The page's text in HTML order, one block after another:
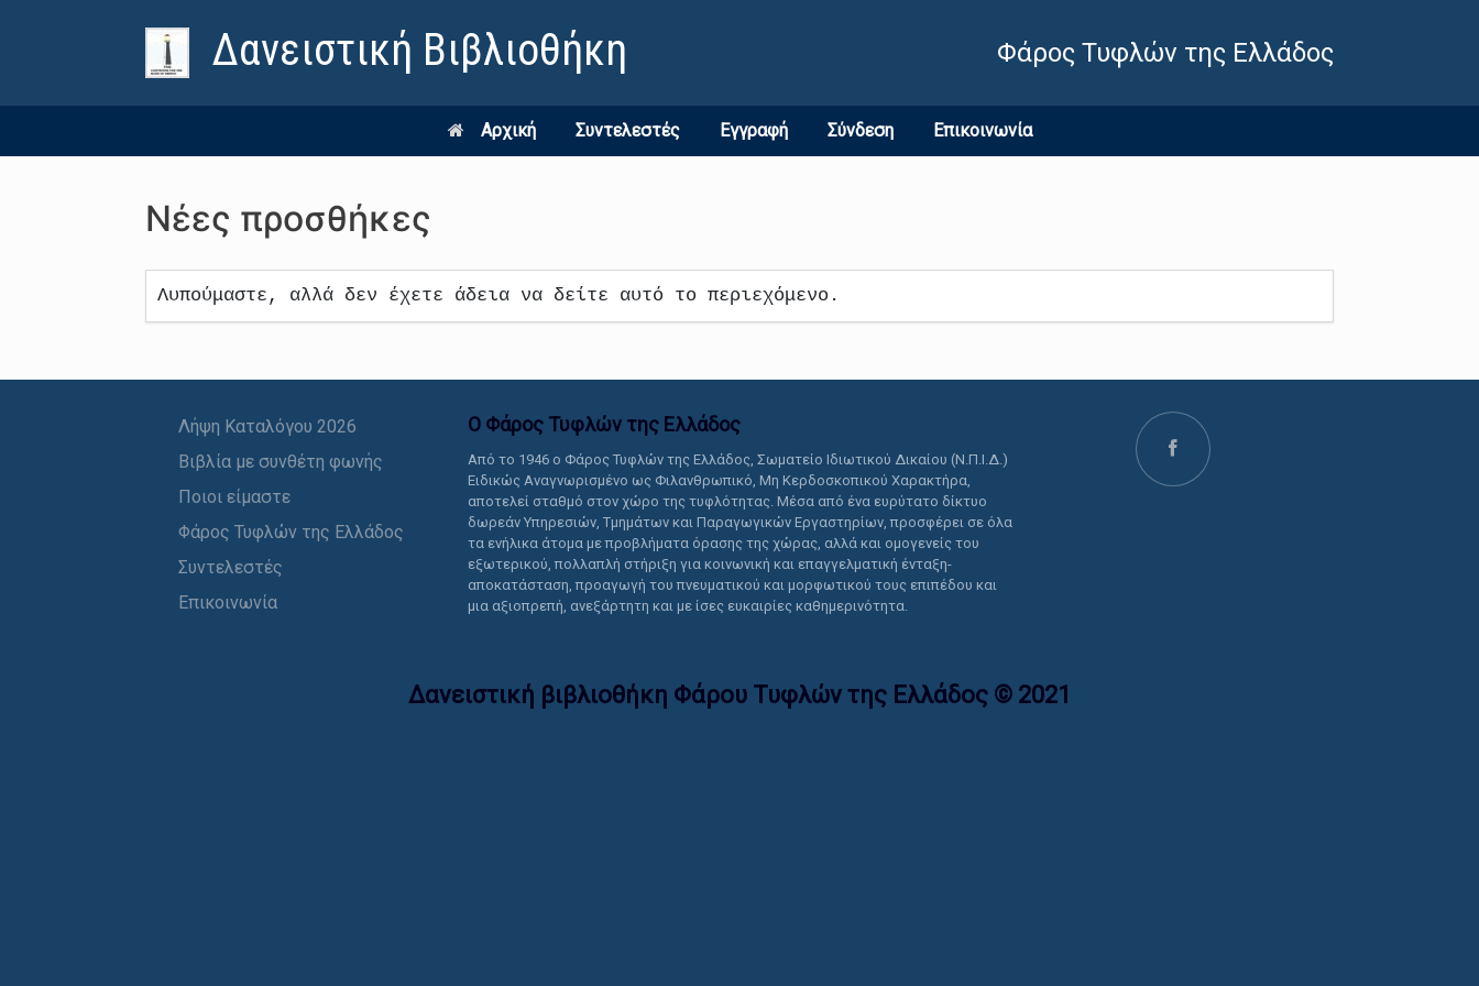
Δανειστική Βιβλιοθήκη Φάρος Τυφλών της Ελλάδος
Αρχική Συντελεστές Εγγραφή Σύνδεση Επικοινωνία
Νέες προσθήκες
Λυπούμαστε, αλλά δεν έχετε άδεια να δείτε αυτό το περιεχόμενο.
Λήψη Καταλόγου 2026
Βιβλία με συνθέτη φωνής
Ποιοι είμαστε
Φάρος Τυφλών της Ελλάδος
Συντελεστές
Επικοινωνία
Ο Φάρος Τυφλών της Ελλάδoς
Από το 1946 ο Φάρος Τυφλών της Ελλάδος, Σωματείο Ιδιωτικού Δικαίου (Ν.Π.Ι.Δ.)
Ειδικώς Αναγνωρισμένο ως Φιλανθρωπικό, Μη Κερδοσκοπικού Χαρακτήρα,
αποτελεί σταθμό στον χώρο της τυφλότητας. Μέσα από ένα ευρύτατο δίκτυο
δωρεάν Υπηρεσιών, Τμημάτων και Παραγωγικών Εργαστηρίων, προσφέρει σε όλα
τα ενήλικα άτομα με προβλήματα όρασης της χώρας, αλλά και ομογενείς του
εξωτερικού, πολλαπλή στήριξη για κοινωνική και επαγγελματική ένταξη-
αποκατάσταση, προαγωγή του πνευματικού και μορφωτικού τους επιπέδου και
μια αξιοπρεπή, ανεξάρτητη και με ίσες ευκαιρίες καθημερινότητα.
Δανειστική βιβλιοθήκη Φάρου Τυφλών της Ελλάδoς © 2021